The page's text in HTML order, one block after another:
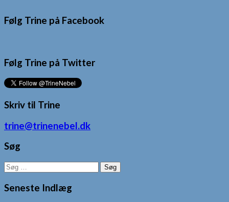
Følg Trine på Facebook
Følg Trine på Twitter
Skriv til Trine
trine@trinenebel.dk
Søg
Søg
efter:
Seneste Indlæg